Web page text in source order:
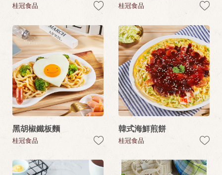
桂冠食品 桂冠食品
黑胡椒鐵板麵
桂冠食品
韓式海鮮煎餅
桂冠食品